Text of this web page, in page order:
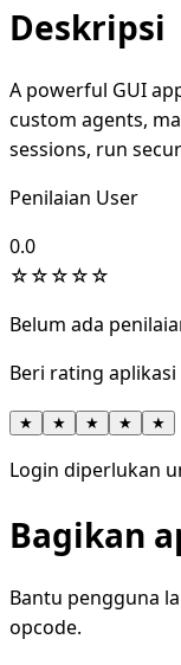
Deskripsi
A powerful GUI
custom agents,
sessions, run
Penilaian User
0.0
☆☆☆☆☆
Belum ada
Beri rating aplikasi
★ ★ ★ ★ ★
Login diperlukan
Bagikan
Bantu pengguna
opcode.